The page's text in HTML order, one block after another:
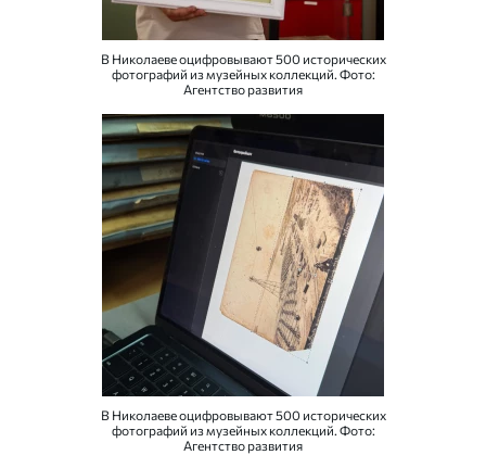
В Николаеве оцифровывают 500 исторических
фотографий из музейных коллекций. Фото:
Агентство развития
В Николаеве оцифровывают 500 исторических
фотографий из музейных коллекций. Фото:
Агентство развития